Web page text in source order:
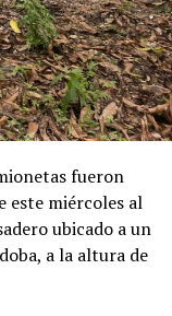
dentro de la
de
contexto de
servidores
ilícitas en la
fallos
la
por delitos
el
fueron
este miércoles al
ubicado a un
a la altura de